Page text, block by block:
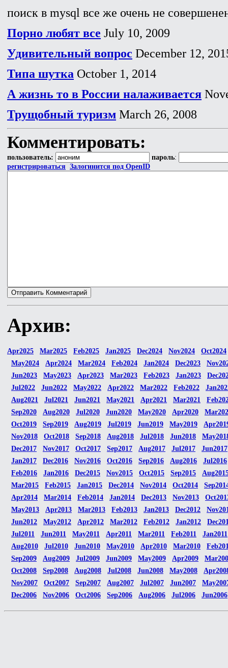
поиск в mysql все же очень не
Порно любят все July 10, 2009
Удивительный вопрос December 12,
Типа шутка October 1, 2014
А жизнь то в России налаживается
Трущобный туризм March 26, 2008
Комментировать:
пользователь: пароль:
регистрироваться Залогинится под OpenID
Архив:
Apr2025 Mar2025 Feb2025 Jan2025 Dec2024 Nov2024
Oct2024
May2024
Apr2024 Mar2024 Feb2024 Jan2024 Dec2023
Jun2023
May2023 Apr2023 Mar2023 Feb2023 Jan2023
Jul2022
Jun2022 May2022 Apr2022 Mar2022 Feb2022
Aug2021
Jul2021 Jun2021 May2021 Apr2021 Mar2021
Sep2020
Aug2020 Jul2020 Jun2020 May2020 Apr2020
Oct2019
Sep2019 Aug2019 Jul2019 Jun2019 May2019
Nov2018
Oct2018 Sep2018 Aug2018 Jul2018 Jun2018
Dec2017
Nov2017 Oct2017 Sep2017 Aug2017 Jul2017
Jun2017
Jan2017
Dec2016 Nov2016 Oct2016 Sep2016 Aug2016
Jul2016
Feb2016
Jan2016 Dec2015 Nov2015 Oct2015 Sep2015
Mar2015
Feb2015 Jan2015 Dec2014 Nov2014 Oct2014
Apr2014
Mar2014 Feb2014 Jan2014 Dec2013 Nov2013
May2013
Apr2013 Mar2013 Feb2013 Jan2013 Dec2012
Jun2012
May2012 Apr2012 Mar2012 Feb2012 Jan2012
Jul2011
Jun2011 May2011 Apr2011 Mar2011 Feb2011
Jan2011
Aug2010
Jul2010 Jun2010 May2010 Apr2010 Mar2010
Sep2009
Aug2009 Jul2009 Jun2009 May2009 Apr2009
Oct2008
Sep2008 Aug2008 Jul2008 Jun2008 May2008
Nov2007
Oct2007 Sep2007 Aug2007 Jul2007 Jun2007
Dec2006
Nov2006 Oct2006 Sep2006 Aug2006 Jul2006 Jun2006